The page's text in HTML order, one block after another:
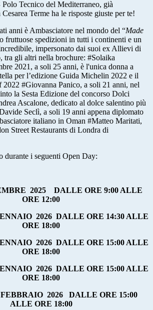
Tecnico del Mediterraneo, già
Terme ha le risposte giuste per te!
anni è Ambasciatore nel mondo del “Made
fruttuose spedizioni in tutti i continenti e un
impersonato dai suoi ex Allievi di
tra gli altri nella brochure: #Solaika
2021, a soli 25 anni, è l'unica donna a
per l’edizione Guida Michelin 2022 e il
#Giovanna Panico, a soli 21 anni, nel
la Sesta Edizione del concorso Dolci
Ascalone, dedicato al dolce salentino più
Seclì, a soli 19 anni appena diplomato
italiano in Oman #Matteo Maritati,
Street Restaurants di Londra di
durante i seguenti Open Day:
2025
DALLE ORE 9:00 ALLE
ORE 12:00
2026 DALLE ORE 14:30 ALLE
ORE 18:00
2026 DALLE ORE 15:00 ALLE
ORE 18:00
2026 DALLE ORE 15:00 ALLE
ORE 18:00
FEBBRAIO 2026
DALLE ORE 15:00
ALLE ORE 18:00